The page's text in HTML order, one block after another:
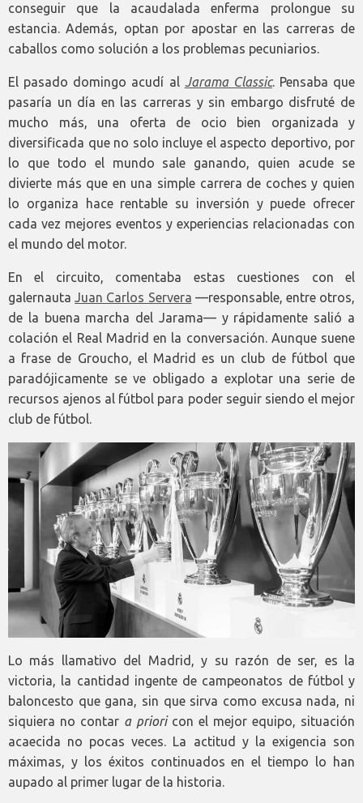
conseguir que la acaudalada enferma prolongue su
estancia. Además, optan por apostar en las carreras de
caballos como solución a los problemas pecuniarios.
El pasado domingo acudí al Jarama Classic. Pensaba que
pasaría un día en las carreras y sin embargo disfruté de
mucho más, una oferta de ocio bien organizada y
diversificada que no solo incluye el aspecto deportivo, por
lo que todo el mundo sale ganando, quien acude se
divierte más que en una simple carrera de coches y quien
lo organiza hace rentable su inversión y puede ofrecer
cada vez mejores eventos y experiencias relacionadas con
el mundo del motor.
En el circuito, comentaba estas cuestiones con el
galernautaJuan Carlos Servera —responsable, entre otros,
de la buena marcha del Jarama— y rápidamente salió a
colación el Real Madrid en la conversación. Aunque suene
a frase de Groucho, el Madrid es un club de fútbol que
paradójicamente se ve obligado a explotar una serie de
recursos ajenos al fútbol para poder seguir siendo el mejor
club de fútbol.
Lo más llamativo del Madrid, y su razón de ser, es la
victoria, la cantidad ingente de campeonatos de fútbol y
baloncesto que gana, sin que sirva como excusa nada, ni
siquiera no contar a prioricon el mejor equipo, situación
acaecida no pocas veces. La actitud y la exigencia son
máximas, y los éxitos continuados en el tiempo lo han
aupado al primer lugar de la historia.